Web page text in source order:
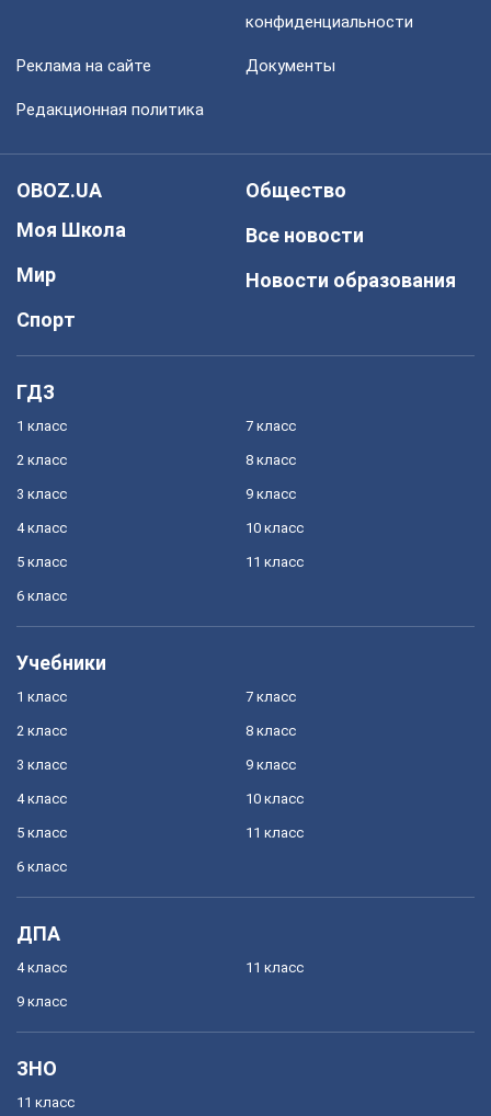
конфиденциальности
Реклама на сайте Документы
Редакционная политика
OBOZ.UA
Моя Школа
Мир
Спорт
Общество
Все новости
Новости образования
ГДЗ
1 класс
2 класс
3 класс
4 класс
5 класс
6 класс
7 класс
8 класс
9 класс
10 класс
11 класс
Учебники
1 класс
2 класс
3 класс
4 класс
5 класс
6 класс
7 класс
8 класс
9 класс
10 класс
11 класс
ДПА
4 класс
9 класс
11 класс
ЗНО
11 класс